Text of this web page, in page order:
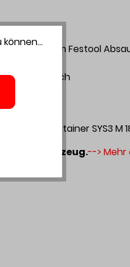
mit einem Festool
automatisch
Systainer SYS3 M
Ihr Werkzeug.-->